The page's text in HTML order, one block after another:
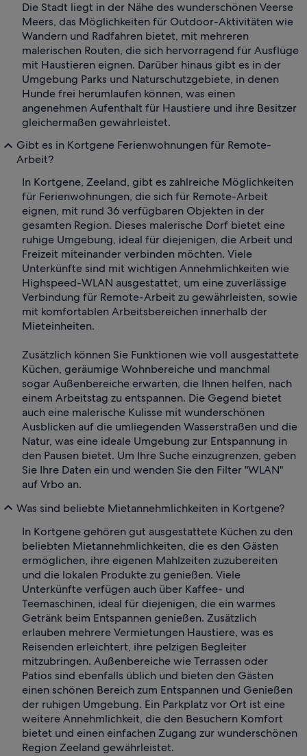
Die Stadt liegt in der Nähe des wunderschönen Veerse
Meers, das Möglichkeiten für Outdoor-Aktivitäten wie
Wandern und Radfahren bietet, mit mehreren
malerischen Routen, die sich hervorragend für Ausflüge
mit Haustieren eignen. Darüber hinaus gibt es in der
Umgebung Parks und Naturschutzgebiete, in denen
Hunde frei herumlaufen können, was einen
angenehmen Aufenthalt für Haustiere und ihre Besitzer
gleichermaßen gewährleistet.
Gibt es in Kortgene Ferienwohnungen für Remote-
Arbeit?
In Kortgene, Zeeland, gibt es zahlreiche Möglichkeiten
für Ferienwohnungen, die sich für Remote-Arbeit
eignen, mit rund 36 verfügbaren Objekten in der
gesamten Region. Dieses malerische Dorf bietet eine
ruhige Umgebung, ideal für diejenigen, die Arbeit und
Freizeit miteinander verbinden möchten. Viele
Unterkünfte sind mit wichtigen Annehmlichkeiten wie
Highspeed-WLAN ausgestattet, um eine zuverlässige
Verbindung für Remote-Arbeit zu gewährleisten, sowie
mit komfortablen Arbeitsbereichen innerhalb der
Mieteinheiten.
Zusätzlich können Sie Funktionen wie voll ausgestattete
Küchen, geräumige Wohnbereiche und manchmal
sogar Außenbereiche erwarten, die Ihnen helfen, nach
einem Arbeitstag zu entspannen. Die Gegend bietet
auch eine malerische Kulisse mit wunderschönen
Ausblicken auf die umliegenden Wasserstraßen und die
Natur, was eine ideale Umgebung zur Entspannung in
den Pausen bietet. Um Ihre Suche einzugrenzen, geben
Sie Ihre Daten ein und wenden Sie den Filter "WLAN"
auf Vrbo an.
Was sind beliebte Mietannehmlichkeiten in Kortgene?
In Kortgene gehören gut ausgestattete Küchen zu den
beliebten Mietannehmlichkeiten, die es den Gästen
ermöglichen, ihre eigenen Mahlzeiten zuzubereiten
und die lokalen Produkte zu genießen. Viele
Unterkünfte verfügen auch über Kaffee- und
Teemaschinen, ideal für diejenigen, die ein warmes
Getränk beim Entspannen genießen. Zusätzlich
erlauben mehrere Vermietungen Haustiere, was es
Reisenden erleichtert, ihre pelzigen Begleiter
mitzubringen. Außenbereiche wie Terrassen oder
Patios sind ebenfalls üblich und bieten den Gästen
einen schönen Bereich zum Entspannen und Genießen
der ruhigen Umgebung. Ein Parkplatz vor Ort ist eine
weitere Annehmlichkeit, die den Besuchern Komfort
bietet und einen einfachen Zugang zur wunderschönen
Region Zeeland gewährleistet.